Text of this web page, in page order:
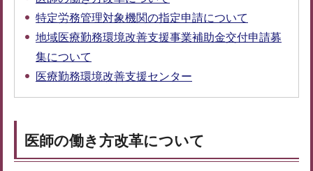
特定労務管理対象機関の指定申請について
地域医療勤務環境改善支援事業補助金交付申請募
集について
医療勤務環境改善支援センター
医師の働き方改革について